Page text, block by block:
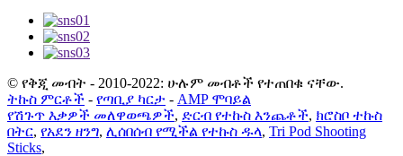
© የቅጂ መብት - 2010-2022: ሁሉም መብቶች የተጠበቁ ናቸው.
ትኩስ ምርቶች - የጣቢያ ካርታ - AMP ሞባይል
የሽጉጥ እቃዎች መለዋወጫዎች, ድርብ የተኩስ እንጨቶች, ክሮስቦ ተኩስ
በትር, የአደን ዘንግ, ሊሰበሰብ የሚችል የተኩስ ዱላ, Tri Pod Shooting
Sticks,